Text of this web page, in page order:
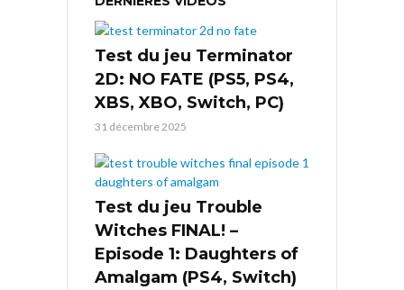
Test du jeu Terminator
2D: NO FATE (PS5, PS4,
XBS, XBO, Switch, PC)
31 décembre 2025
Test du jeu Trouble
Witches FINAL! –
Episode 1: Daughters of
Amalgam (PS4, Switch)